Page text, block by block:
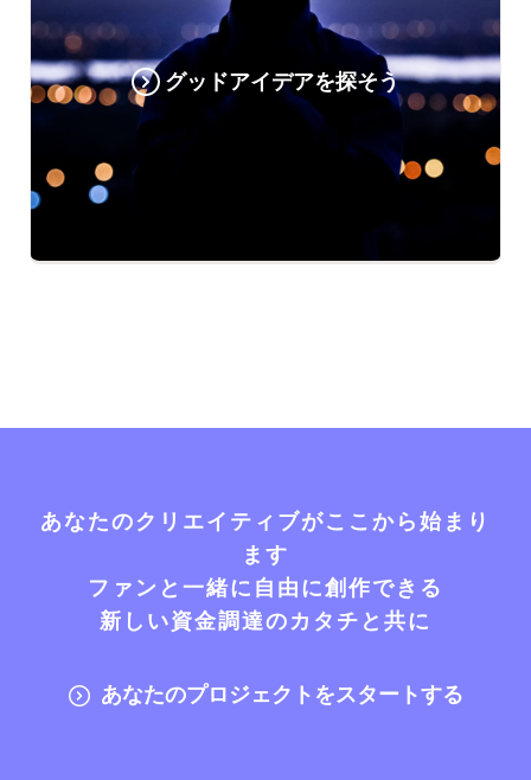
グッドアイデアを探そう
あなたのクリエイティブがここから始まり
ます
ファンと一緒に自由に創作できる
新しい資金調達のカタチと共に
あなたのプロジェクトをスタートする